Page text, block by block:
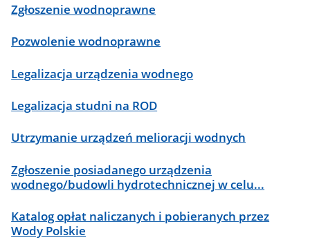
Zgłoszenie wodnoprawne
Pozwolenie wodnoprawne
Legalizacja urządzenia wodnego
Legalizacja studni na ROD
Utrzymanie urządzeń melioracji wodnych
Zgłoszenie posiadanego urządzenia
wodnego/budowli hydrotechnicznej w celu...
Katalog opłat naliczanych i pobieranych przez
Wody Polskie